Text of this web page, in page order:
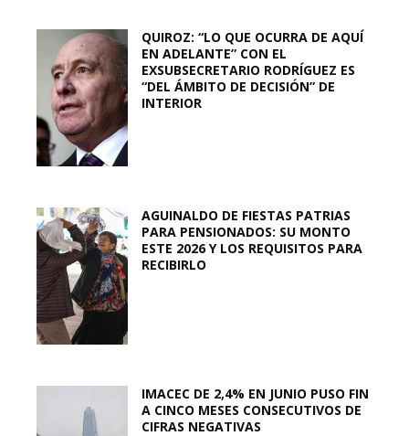
QUIROZ: “LO QUE OCURRA DE AQUÍ
EN ADELANTE” CON EL
EXSUBSECRETARIO RODRÍGUEZ ES
“DEL ÁMBITO DE DECISIÓN” DE
INTERIOR
AGUINALDO DE FIESTAS PATRIAS
PARA PENSIONADOS: SU MONTO
ESTE 2026 Y LOS REQUISITOS PARA
RECIBIRLO
IMACEC DE 2,4% EN JUNIO PUSO FIN
A CINCO MESES CONSECUTIVOS DE
CIFRAS NEGATIVAS